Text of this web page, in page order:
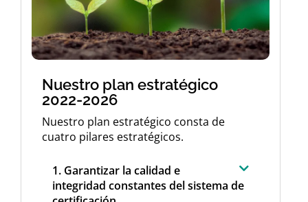
Nuestro plan estratégico
2022-2026
Nuestro plan estratégico consta de
cuatro pilares estratégicos.
1. Garantizar la calidad e
integridad constantes del sistema de